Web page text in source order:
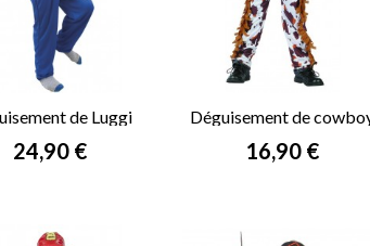
de Luggi
Prix
24,90 €
Déguisement de
garçon
Prix
16,90 €